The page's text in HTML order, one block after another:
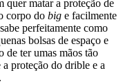
quer matar a proteção de
corpo do big e facilmente
perfeitamente como
bolsas de espaço e
de ter umas mãos tão
proteção do drible e a